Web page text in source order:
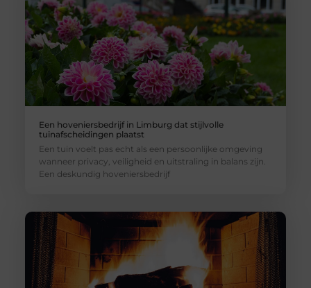
Een hoveniersbedrijf in Limburg dat stijlvolle
tuinafscheidingen plaatst
Een tuin voelt pas echt als een persoonlijke omgeving
wanneer privacy, veiligheid en uitstraling in balans zijn.
Een deskundig hoveniersbedrijf